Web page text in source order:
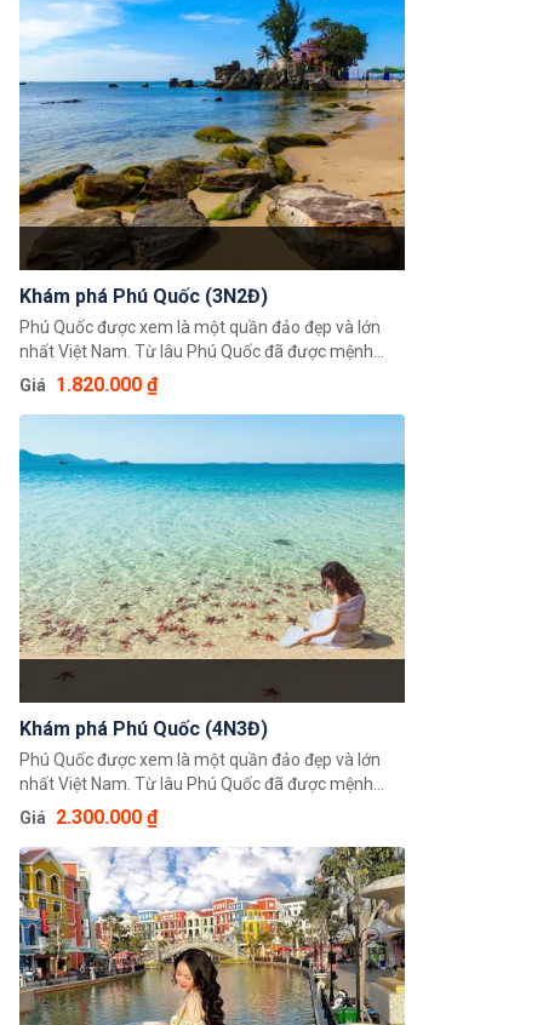
thiên nhiên kỳ vĩ nơi đây.
Khám phá Phú Quốc (3N2Đ)
Phú Quốc được xem là một quần đảo đẹp và lớn
nhất Việt Nam. Từ lâu Phú Quốc đã được mệnh
danh là hòn đảo ngọc trên vùng biển Tây Nam của
Tổ quốc mang vẻ đẹp hoang sơ, huyền bí với
Giá 1.820.000 ₫
Khám phá Phú Quốc (4N3Đ)
Phú Quốc được xem là một quần đảo đẹp và lớn
nhất Việt Nam. Từ lâu Phú Quốc đã được mệnh
danh là hòn đảo ngọc trên vùng biển Tây Nam của
Tổ quốc mang vẻ đẹp hoang sơ, huyền bí với
những bãi biển đẹp làm say lòng biết bao du khách.
Chương trình tour du lịch Phú Quốc sẽ đưa du
khách đắm mình vào vẻ đẹp của hòn đảo ngọc, với
những điểm tham quan hấp dẫn, trải nghiệm
những hoạt động vui chơi thú vị và đặc biệt quý
khách sẽ được thưởng thức những món hải sản vô
cùng tươi ngon.
Giá 2.300.000 ₫